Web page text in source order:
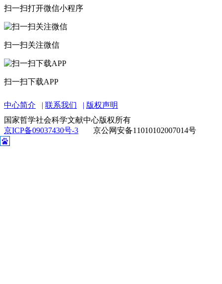
扫一扫打开微信小程序
扫一扫关注微信
扫一扫下载APP
中心简介 联系我们
版权声明
国家哲学社会科学文献中心版权所有
京ICP备09037430号-3
京公网安备11010102007014号